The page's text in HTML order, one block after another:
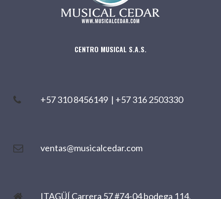
CENTRO MUSICAL S.A.S.
+57 310 8456149 | +57 316 2503330
ventas@musicalcedar.com
ITAGÜÍ Carrera 57 #74-04 bodega 114,